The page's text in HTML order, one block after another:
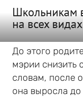
Школьникам
на всех
До этого
мэрии снизить
словам, после
она выросла